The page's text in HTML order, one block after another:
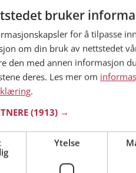
bruker
for å tilpasse
om din bruk av nettstedet
den med annen informasjon
deres. Les mer om
.
(1913) →
Ytelse